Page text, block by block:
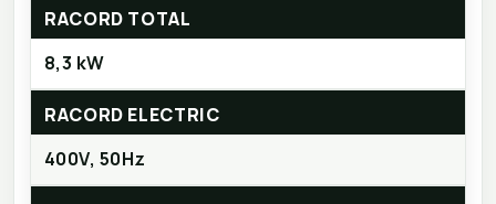
RACORD TOTAL
8,3 kW
RACORD ELECTRIC
400V, 50Hz